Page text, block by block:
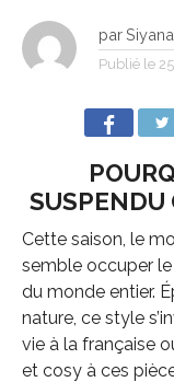
par Siyana
Publié le
SUSPENDU
Cette saison, le
semble occuper
du monde entier.
nature, ce style
vie à la française
et cosy à ces